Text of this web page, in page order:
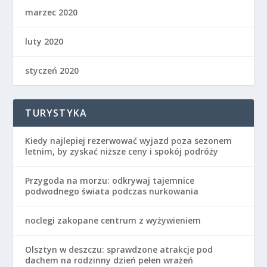
marzec 2020
luty 2020
styczeń 2020
TURYSTYKA
Kiedy najlepiej rezerwować wyjazd poza sezonem
letnim, by zyskać niższe ceny i spokój podróży
Przygoda na morzu: odkrywaj tajemnice
podwodnego świata podczas nurkowania
noclegi zakopane centrum z wyżywieniem
Olsztyn w deszczu: sprawdzone atrakcje pod
dachem na rodzinny dzień pełen wrażeń